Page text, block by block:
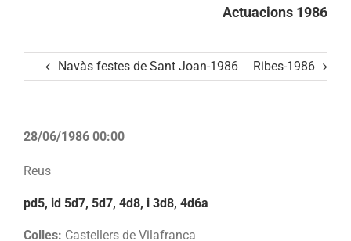
Actuacions 1986
Navàs festes de Sant Joan-1986 Ribes-1986
28/06/1986 00:00
Reus
pd5, id 5d7, 5d7, 4d8, i 3d8, 4d6a
Colles: Castellers de Vilafranca